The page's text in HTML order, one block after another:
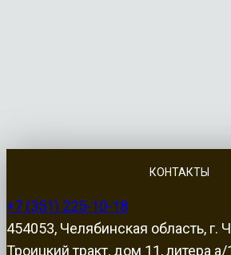
КОНТАКТЫ
+7 (351) 225-10-18
454053, Челябинская область, г.
Троицкий тракт, дом 11, литера